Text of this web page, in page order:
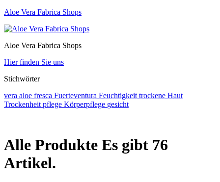
Aloe Vera Fabrica Shops
Aloe Vera Fabrica Shops
Hier finden Sie uns
Stichwörter
vera aloe fresca Fuerteventura Feuchtigkeit trockene Haut
Trockenheit pflege Körperpflege gesicht
Alle Produkte Es gibt 76
Artikel.